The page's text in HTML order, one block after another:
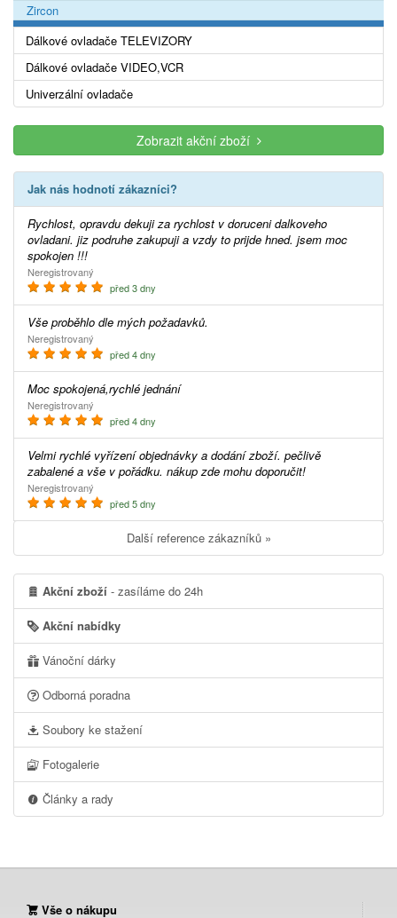
Zircon
Dálkové ovladače TELEVIZORY
Dálkové ovladače VIDEO,VCR
Univerzální ovladače
Zobrazit akční zboží
Jak nás hodnotí zákazníci?
Rychlost, opravdu dekuji za rychlost v doruceni dalkoveho
ovladani. jiz podruhe zakupuji a vzdy to prijde hned. jsem moc
spokojen !!!
Neregistrovaný
před 3 dny
Vše proběhlo dle mých požadavků.
Neregistrovaný
před 4 dny
Moc spokojená,rychlé jednání
Neregistrovaný
před 4 dny
Velmi rychlé vyřízení objednávky a dodání zboží. pečlivě
zabalené a vše v pořádku. nákup zde mohu doporučit!
Neregistrovaný
před 5 dny
Další reference zákazníků »
Akční zboží - zasíláme do 24h
Akční nabídky
Vánoční dárky
Odborná poradna
Soubory ke stažení
Fotogalerie
Články a rady
Vše o nákupu